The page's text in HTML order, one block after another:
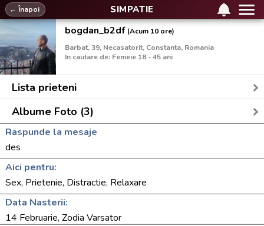
SIMPATIE
← Înapoi
bogdan_b2df (Acum 10 ore)
Barbat, 39, Necasatorit, Constanta, Romania
In cautare de: Femeie 18 - 45 ani
Lista prieteni
Albume Foto (3)
Raspunde la mesaje
des
Aici pentru:
Sex, Prietenie, Distractie, Relaxare
Data Nasterii:
14 Februarie, Zodia Varsator